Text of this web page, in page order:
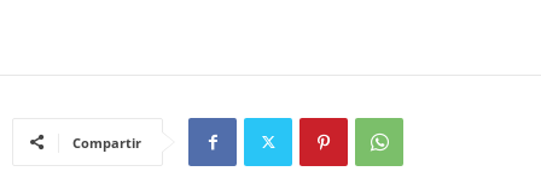
Compartir